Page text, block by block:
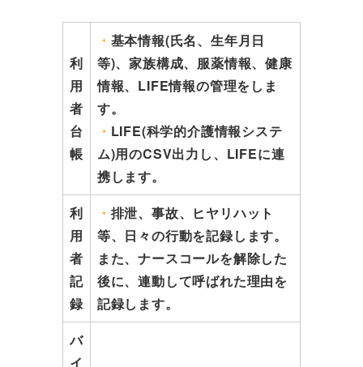
利
用
者
台
帳
・ 基本情報(氏名、生年月日
等)、家族構成、服薬情報、健康
情報、LIFE情報の管理をしま
す。
・ LIFE(科学的介護情報システ
ム)用のCSV出力し、LIFEに連
携します。
利
用
者
記
録
・ 排泄、事故、ヒヤリハット
等、日々の行動を記録します。
また、ナースコールを解除した
後に、連動して呼ばれた理由を
記録します。
バ
イ